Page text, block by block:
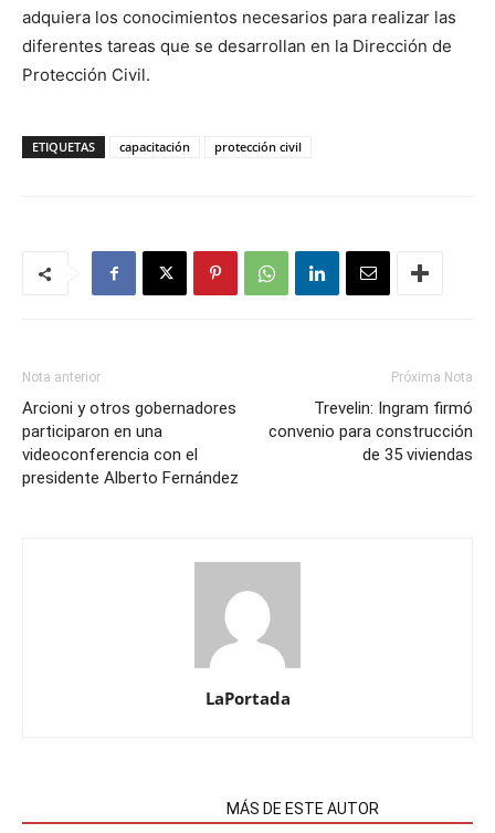
adquiera los conocimientos necesarios para realizar las
diferentes tareas que se desarrollan en la Dirección de
Protección Civil.
ETIQUETAS capacitación protección civil
Nota anterior
Arcioni y otros gobernadores
participaron en una
videoconferencia con el
presidente Alberto Fernández
Próxima Nota
Trevelin: Ingram firmó
convenio para construcción
de 35 viviendas
LaPortada
MÁS DE ESTE AUTOR